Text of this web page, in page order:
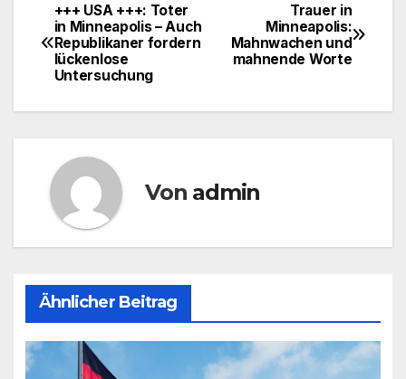
BeitragsnavigationTrauer in
Minneapolis:
Mahnwachen und
mahnende Worte
+++ USA +++: Toter
in Minneapolis – Auch
Republikaner fordern
lückenlose
Untersuchung
Von admin
Ähnlicher Beitrag